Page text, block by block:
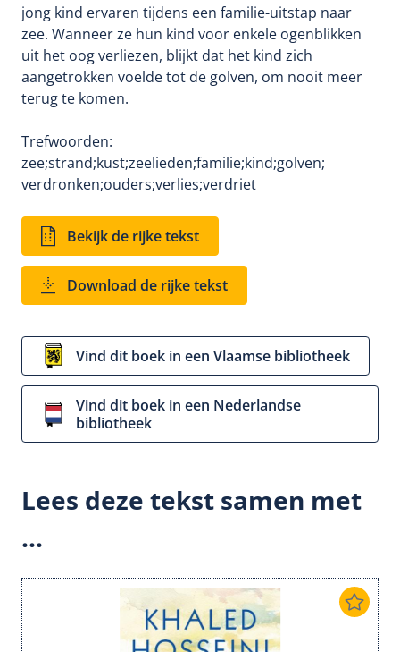
jong kind ervaren tijdens een familie-uitstap naar
zee. Wanneer ze hun kind voor enkele ogenblikken
uit het oog verliezen, blijkt dat het kind zich
aangetrokken voelde tot de golven, om nooit meer
terug te komen.
Trefwoorden:
zee;strand;kust;zeelieden;familie;kind;golven;
verdronken;ouders;verlies;verdriet
Bekijk de rijke tekst
Download de rijke tekst
Vind dit boek in een Vlaamse bibliotheek
Vind dit boek in een Nederlandse
bibliotheek
Lees deze tekst samen met
...